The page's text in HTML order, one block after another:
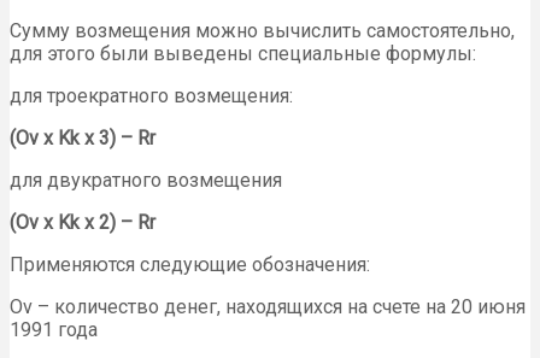
Сумму возмещения можно вычислить самостоятельно,
для этого были выведены специальные формулы:
для троекратного возмещения:
(Ov x Kk x 3) – Rr
для двукратного возмещения
(Ov x Kk x 2) – Rr
Применяются следующие обозначения:
Ov – количество денег, находящихся на счете на 20 июня
1991 года